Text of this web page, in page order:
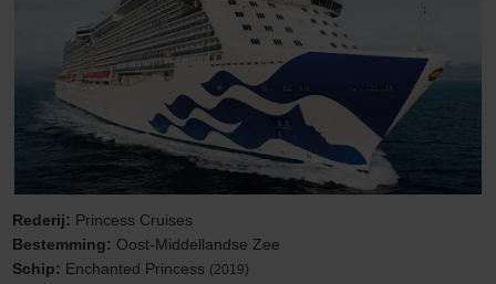
Rederij: Princess Cruises
Bestemming: Oost-Middellandse Zee
Schip: Enchanted Princess (2019)